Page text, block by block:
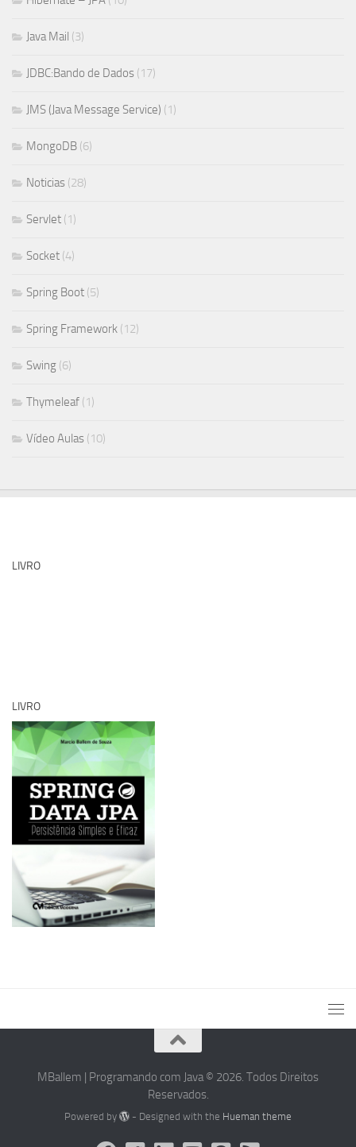
Java Mail (3)
JDBC:Bando de Dados (17)
JMS (Java Message Service) (1)
MongoDB (6)
Noticias (28)
Servlet (1)
Socket (4)
Spring Boot (5)
Spring Framework (12)
Swing (6)
Thymeleaf (1)
Vídeo Aulas (10)
LIVRO
LIVRO
MBallem | Programando com Java © 2026. Todos Direitos
Reservados.
Powered by - Designed with the Hueman theme